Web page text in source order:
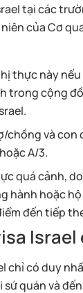
tại các
của Cơ
thực này
trong cộng
chồng và con
A/3.
quá cảnh,
hành hoặc
đến tiếp
Israel
chỉ có duy
quán và